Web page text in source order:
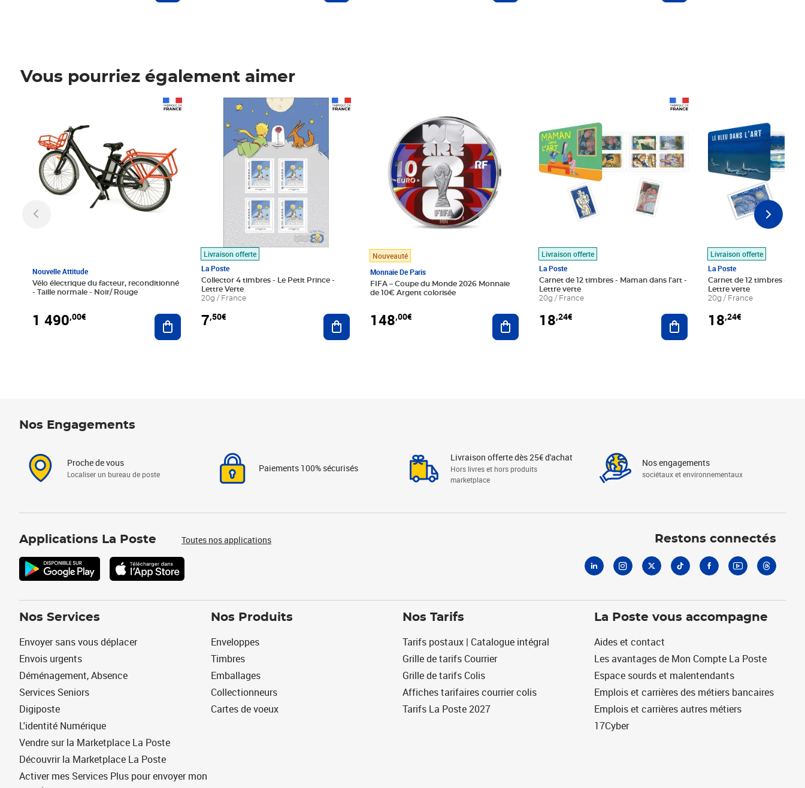
Vous pourriez également aimer
Nouvelle Attitude
Vélo électrique du facteur, reconditionné
- Taille normale - Noir/ Rouge
1 490,00€ Ajouter au panier
Livraison offerte
La Poste
Collector 4 timbres - Le Petit Prince -
Lettre Verte
20g / France
7,50€
Prix 7,50€
Ajouter au panier
Nouveauté
Monnaie De Paris
FIFA – Coupe du Monde 2026 Monnaie
de 10€ Argent colorisée
148,00€ Ajouter au panier
Livraison offerte
La Poste
Carnet de 12 timbres - Maman dans l'art -
Lettre verte
20g / France
18,24€ Ajouter au panier
Livraison offerte
La Poste
Carnet de 12 timbres - Le
Lettre verte
20g / France
18,24€
Nos Engagements
Proche de vous
Localiser un bureau de poste
Paiements 100% sécurisés
Livraison offerte dès 25€ d'achat
Hors livres et hors produits
marketplace
Nos engagements
sociétaux et environnementaux
Applications La Poste Toutes nos applications Restons connectés
Nos Services
Envoyer sans vous déplacer
Envois urgents
Déménagement, Absence
Services Seniors
Digiposte
L'identité Numérique
Vendre sur la Marketplace La Poste
Découvrir la Marketplace La Poste
Activer mes Services Plus pour envoyer mon
Nos Produits
Enveloppes
Timbres
Emballages
Collectionneurs
Cartes de voeux
Nos Tarifs
Tarifs postaux | Catalogue intégral
Grille de tarifs Courrier
Grille de tarifs Colis
Affiches tarifaires courrier colis
Tarifs La Poste 2027
La Poste vous accompagne
Aides et contact
Les avantages de Mon Compte La Poste
Espace sourds et malentendants
Emplois et carrières des métiers bancaires
Emplois et carrières autres métiers
17Cyber